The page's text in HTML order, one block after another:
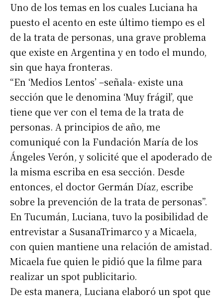
Uno de los temas en los cuales Luciana ha
puesto el acento en este último tiempo es el
de la trata de personas, una grave problema
que existe en Argentina y en todo el mundo,
sin que haya fronteras.
“En ‘Medios Lentos’ –señala- existe una
sección que le denomina ‘Muy frágil’, que
tiene que ver con el tema de la trata de
personas. A principios de año, me
comuniqué con la Fundación María de los
Ángeles Verón, y solicité que el apoderado de
la misma escriba en esa sección. Desde
entonces, el doctor Germán Díaz, escribe
sobre la prevención de la trata de personas”.
En Tucumán, Luciana, tuvo la posibilidad de
entrevistar a SusanaTrimarco y a Micaela,
con quien mantiene una relación de amistad.
Micaela fue quien le pidió que la filme para
realizar un spot publicitario.
De esta manera, Luciana elaboró un spot que